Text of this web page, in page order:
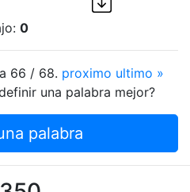
0
66 / 68. proximo ultimo »
una palabra mejor?
palabra